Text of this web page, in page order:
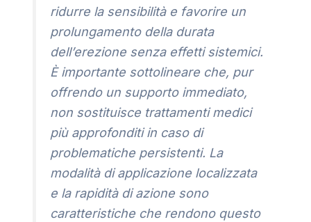
ridurre la sensibilità e favorire un
prolungamento della durata
dell’erezione senza effetti sistemici.
È importante sottolineare che, pur
offrendo un supporto immediato,
non sostituisce trattamenti medici
più approfonditi in caso di
problematiche persistenti. La
modalità di applicazione localizzata
e la rapidità di azione sono
caratteristiche che rendono questo